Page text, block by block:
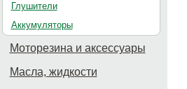
Глушители
Аккумуляторы
Моторезина и аксессуары
Масла, жидкости